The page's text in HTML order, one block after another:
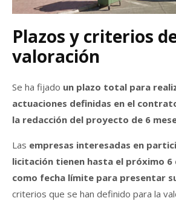
Plazos y criterios
valoración
Se ha fijado un plazo total para
actuaciones definidas en el
la redacción del proyecto de 6
Las empresas interesadas en
licitación tienen hasta el próximo 6
como fecha límite para presentar
criterios que se han definido para la